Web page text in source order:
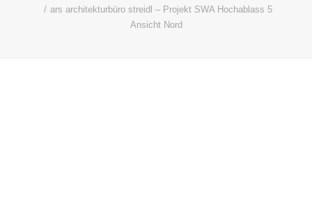
ars architekturbüro streidl – Projekt SWA Hochablass 5
Ansicht Nord